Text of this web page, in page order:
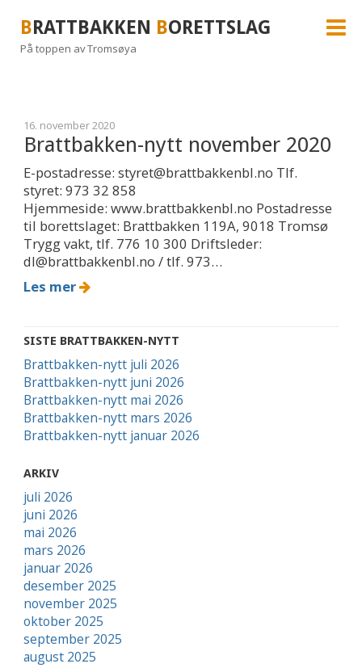
BRATTBAKKEN BORETTSLAG
På toppen av Tromsøya
16. november 2020
Brattbakken-nytt november 2020
E-postadresse: styret@brattbakkenbl.no Tlf.
styret: 973 32 858
Hjemmeside: www.brattbakkenbl.no Postadresse
til borettslaget: Brattbakken 119A, 9018 Tromsø
Trygg vakt, tlf. 776 10 300 Driftsleder:
dl@brattbakkenbl.no / tlf. 973…
Les mer
SISTE BRATTBAKKEN-NYTT
Brattbakken-nytt juli 2026
Brattbakken-nytt juni 2026
Brattbakken-nytt mai 2026
Brattbakken-nytt mars 2026
Brattbakken-nytt januar 2026
ARKIV
juli 2026
juni 2026
mai 2026
mars 2026
januar 2026
desember 2025
november 2025
oktober 2025
september 2025
august 2025